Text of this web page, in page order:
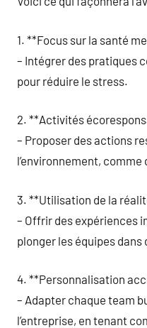
1. **Focus sur la santé
– Intégrer des pratiques
pour réduire le stress.
2. **Activités
– Proposer des actions
l’environnement,
3. **Utilisation de la
– Offrir des expériences
plonger les équipes
4. **Personnalisation
– Adapter chaque team
l’entreprise, en tenant